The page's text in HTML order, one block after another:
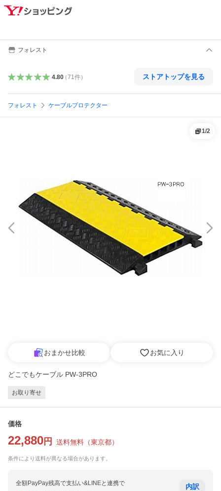
フォレスト
4.80（71件） ストアトップを見る
フォレスト ケーブルプロテクター
1/2
おまかせ比較 お気に入り
どこでもケーブル PW-3PRO
お取り寄せ
価格
22,880 円 送料無料 （東京都）
条件により送料が異なる場合があります。
全額PayPay残高で支払い&LINEと連携で 内訳